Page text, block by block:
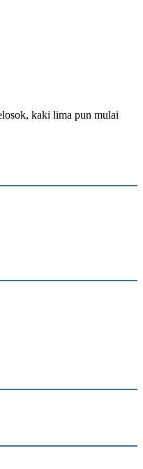
kaki lima pun mulai